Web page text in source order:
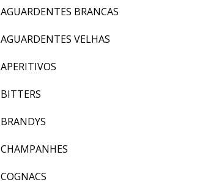
AGUARDENTES BRANCAS
AGUARDENTES VELHAS
APERITIVOS
BITTERS
BRANDYS
CHAMPANHES
COGNACS